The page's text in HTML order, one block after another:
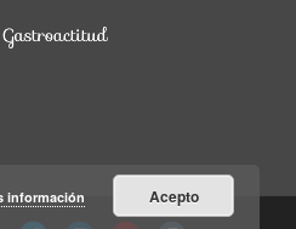
información Acepto